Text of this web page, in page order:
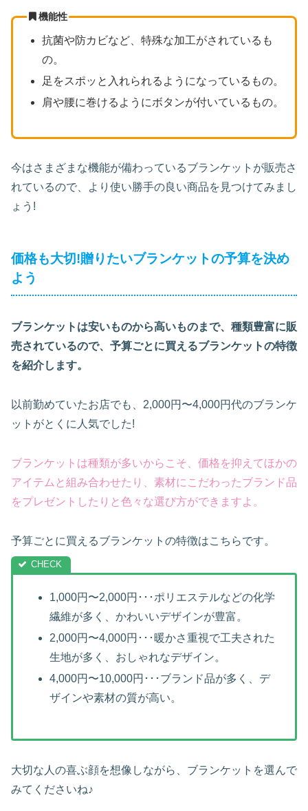
機能性
抗菌や防カビなど、特殊な加工がされているも
の。
足をスポッと入れられるようになっているもの。
肩や腰に巻けるようにボタンが付いているもの。
今はさまざまな機能が備わっているブランケットが販売さ
れているので、より使い勝手の良い商品を見つけてみまし
ょう!
価格も大切!贈りたいブランケットの予算を決め
よう
ブランケットは安いものから高いものまで、種類豊富に販
売されているので、予算ごとに買えるブランケットの特徴
を紹介します。
以前勤めていたお店でも、2,000円〜4,000円代のブランケ
ットがとくに人気でした!
ブランケットは種類が多いからこそ、価格を抑えてほかの
アイテムと組み合わせたり、素材にこだわったブランド品
をプレゼントしたりと色々な選び方ができますよ。
予算ごとに買えるブランケットの特徴はこちらです。
1,000円〜2,000円･･･ポリエステルなどの化学
繊維が多く、かわいいデザインが豊富。
2,000円〜4,000円･･･暖かさ重視で工夫された
生地が多く、おしゃれなデザイン。
4,000円〜10,000円･･･ブランド品が多く、デ
ザインや素材の質が高い。
大切な人の喜ぶ顔を想像しながら、ブランケットを選んで
みてくださいね♪